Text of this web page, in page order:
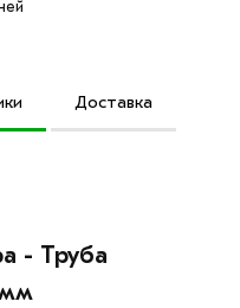
Доставка
- Труба